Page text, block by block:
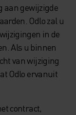
aan gewijzigde
Odlo zal u
in de
Als u binnen
van wijziging
Odlo ervanuit
contract,